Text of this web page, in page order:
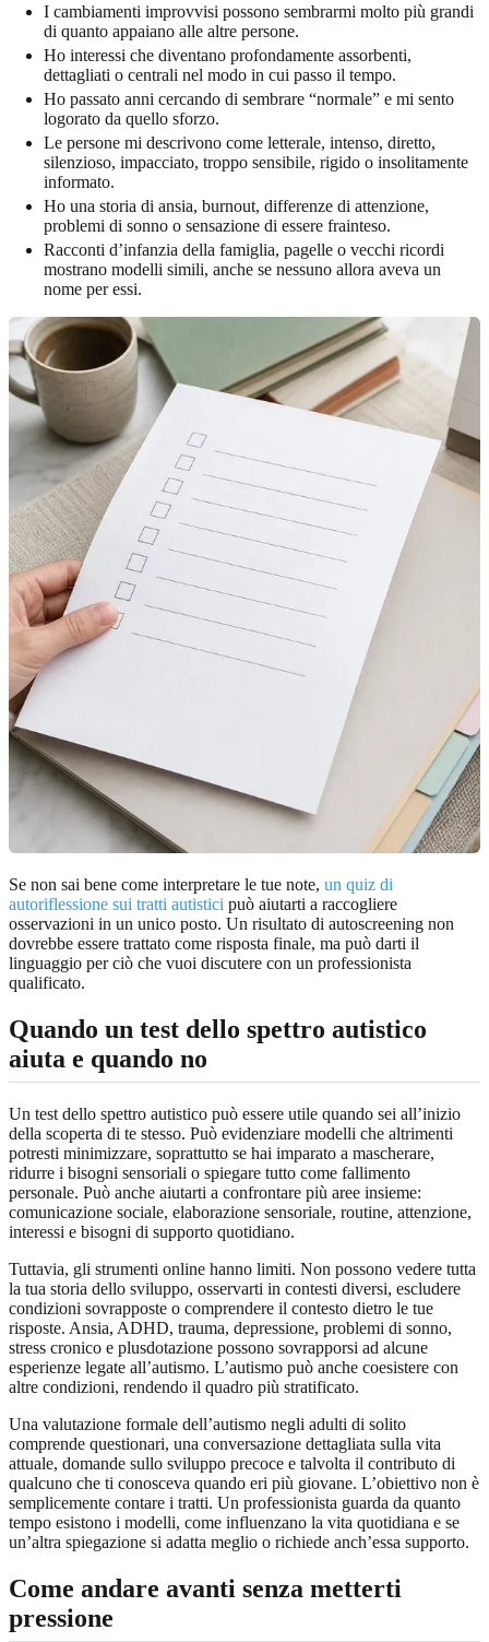
I cambiamenti improvvisi possono sembrarmi molto più grandi
di quanto appaiano alle altre persone.
Ho interessi che diventano profondamente assorbenti,
dettagliati o centrali nel modo in cui passo il tempo.
Ho passato anni cercando di sembrare “normale” e mi sento
logorato da quello sforzo.
Le persone mi descrivono come letterale, intenso, diretto,
silenzioso, impacciato, troppo sensibile, rigido o insolitamente
informato.
Ho una storia di ansia, burnout, differenze di attenzione,
problemi di sonno o sensazione di essere frainteso.
Racconti d’infanzia della famiglia, pagelle o vecchi ricordi
mostrano modelli simili, anche se nessuno allora aveva un
nome per essi.
Se non sai bene come interpretare le tue note, un quiz di
autoriflessione sui tratti autistici può aiutarti a raccogliere
osservazioni in un unico posto. Un risultato di autoscreening non
dovrebbe essere trattato come risposta finale, ma può darti il
linguaggio per ciò che vuoi discutere con un professionista
qualificato.
Quando un test dello spettro autistico
aiuta e quando no
Un test dello spettro autistico può essere utile quando sei all’inizio
della scoperta di te stesso. Può evidenziare modelli che altrimenti
potresti minimizzare, soprattutto se hai imparato a mascherare,
ridurre i bisogni sensoriali o spiegare tutto come fallimento
personale. Può anche aiutarti a confrontare più aree insieme:
comunicazione sociale, elaborazione sensoriale, routine, attenzione,
interessi e bisogni di supporto quotidiano.
Tuttavia, gli strumenti online hanno limiti. Non possono vedere tutta
la tua storia dello sviluppo, osservarti in contesti diversi, escludere
condizioni sovrapposte o comprendere il contesto dietro le tue
risposte. Ansia, ADHD, trauma, depressione, problemi di sonno,
stress cronico e plusdotazione possono sovrapporsi ad alcune
esperienze legate all’autismo. L’autismo può anche coesistere con
altre condizioni, rendendo il quadro più stratificato.
Una valutazione formale dell’autismo negli adulti di solito
comprende questionari, una conversazione dettagliata sulla vita
attuale, domande sullo sviluppo precoce e talvolta il contributo di
qualcuno che ti conosceva quando eri più giovane. L’obiettivo non è
semplicemente contare i tratti. Un professionista guarda da quanto
tempo esistono i modelli, come influenzano la vita quotidiana e se
un’altra spiegazione si adatta meglio o richiede anch’essa supporto.
Come andare avanti senza metterti
pressione